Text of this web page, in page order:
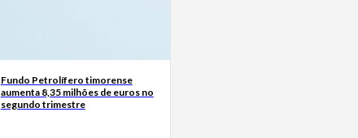
Fundo Petrolífero timorense
aumenta 8,35 milhões de euros no
segundo trimestre